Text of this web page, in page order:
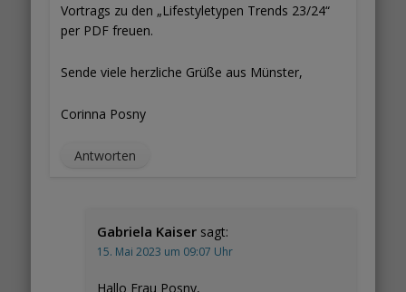
Vortrags zu den „Lifestyletypen Trends 23/24“
per PDF freuen.
Sende viele herzliche Grüße aus Münster,
Corinna Posny
Antworten
Gabriela Kaiser sagt:
15. Mai 2023 um 09:07 Uhr
Hallo Frau Posny,